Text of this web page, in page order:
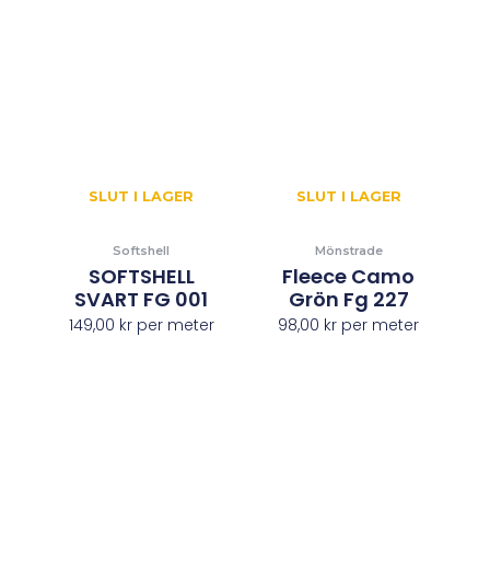
SLUT I LAGER
Softshell
SOFTSHELL
SVART FG 001
149,00 krper meter
SLUT I LAGER
Mönstrade
Fleece Camo
Grön Fg 227
98,00 kr per meter